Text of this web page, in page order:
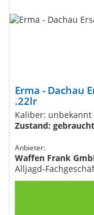
Erma - Dachau
.22lr
Kaliber: unbekannt
Zustand: gebraucht
Anbieter:
Waffen Frank
Alljagd-